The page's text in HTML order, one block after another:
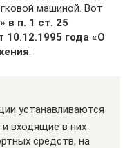
машиной. Вот
в п. 1 ст. 25
10.12.1995 года «О
:
устанавливаются
входящие в них
средств, на